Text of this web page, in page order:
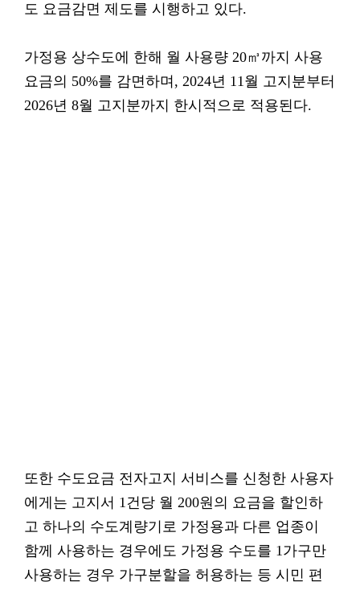
도 요금감면 제도를 시행하고 있다.
가정용 상수도에 한해 월 사용량 20㎥까지 사용
요금의 50%를 감면하며, 2024년 11월 고지분부터
2026년 8월 고지분까지 한시적으로 적용된다.
또한 수도요금 전자고지 서비스를 신청한 사용자
에게는 고지서 1건당 월 200원의 요금을 할인하
고 하나의 수도계량기로 가정용과 다른 업종이
함께 사용하는 경우에도 가정용 수도를 1가구만
사용하는 경우 가구분할을 허용하는 등 시민 편